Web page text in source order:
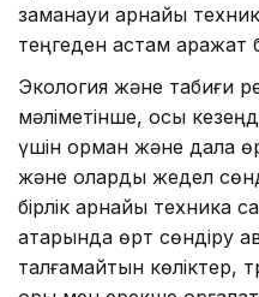
заманауи арнайы
теңгеден астам қаражат
Экология және табиғи
мәліметінше, осы
үшін орман және дала
және оларды жедел
бірлік арнайы техника
қатарында өрт сөндіру
талғамайтын көліктер,